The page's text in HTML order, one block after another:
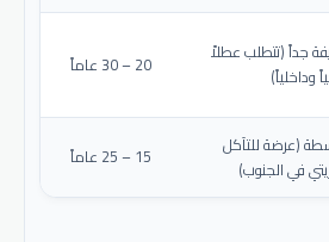
جداً (تتطلب عطلاً
وداخلياً)
20 – 30 عاماً
(عرضة للتآكل
في الجنوب)
15 – 25 عاماً